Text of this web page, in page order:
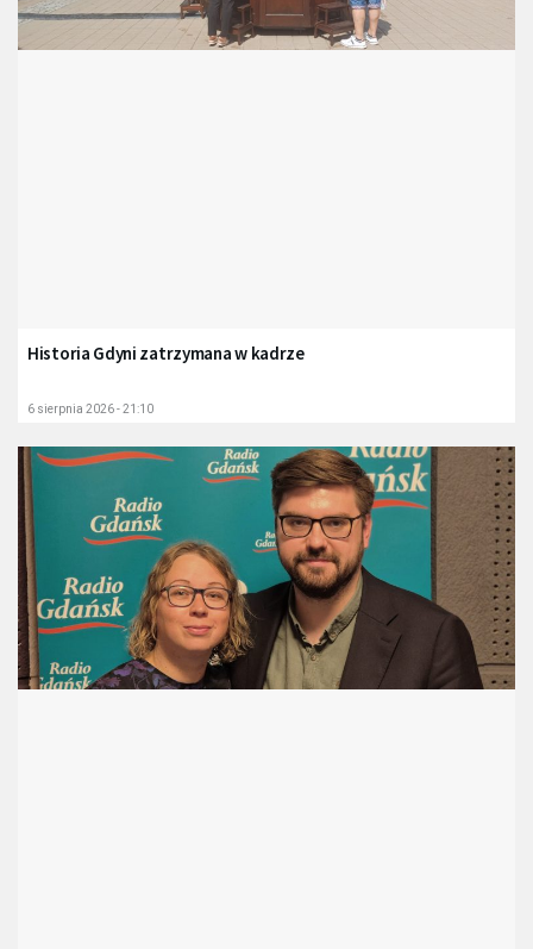
Historia Gdyni zatrzymana w kadrze
6 sierpnia 2026 - 21:10